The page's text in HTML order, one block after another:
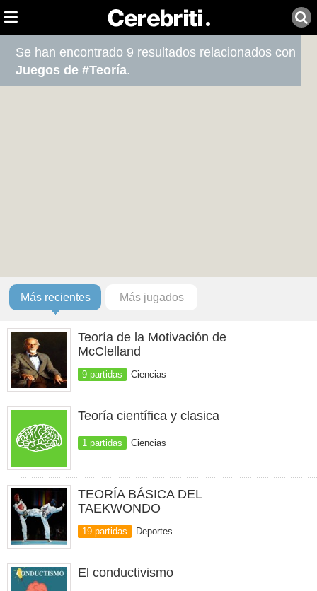
Se han encontrado 9 resultados relacionados con
Juegos de #Teoría.
Más recientes Más jugados
Teoría de la Motivación de
McClelland
9 partidas Ciencias
Teoría científica y clasica
1 partidas Ciencias
TEORÍA BÁSICA DEL
TAEKWONDO
19 partidas Deportes
El conductivismo